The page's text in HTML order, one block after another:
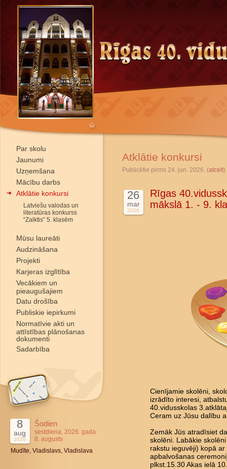
Par skolu
Jaunumi
Uzņemšana
Mācību darbs
Atklātie konkursi
Latviešu valodas un
literatūras konkurss
“Zalktis” 5. klasēm
Mūsu laureāti
Audzināšana
Projekti
Karjeras izglītība
Vecākiem un
pieaugušajiem
Datu drošība
Publiskie iepirkumi
Normatīvie akti un
attīstības plānošanas
dokumenti
Sadarbība
8
aug
2026
Šodien
sestdiena, 2026. gada
8. augusts
Mudīte, Vladislavs, Vladislava
Atklātie konkursi
Publicētie pirms 24. jun. 2026. (atcelt)
26
mar
2026
Rīgas
mākslā 1. - 9.
Cienījamie skolēni,
izrādīto interesi,
40.vidusskolas
Ceram uz Jūsu dalību
Zemāk Jūs atradīsiet
skolēni. Labākie
rakstu ieguvēji) kopā
apbalvošanas
plkst.15.30 Akas ielā 10.